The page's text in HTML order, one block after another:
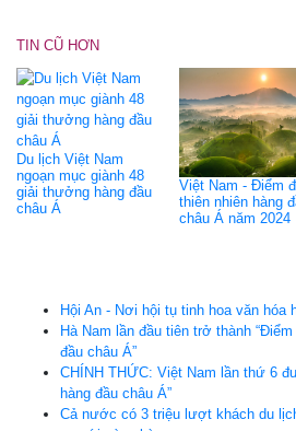
TIN CŨ HƠN
Du lịch Việt Nam
ngoạn mục giành 48
giải thưởng hàng đầu
châu Á
Việt Nam - Điểm
thiên nhiên hàng
châu Á năm 2024
Hội An - Nơi hội tụ tinh hoa văn hóa
Hà Nam lần đầu tiên trở thành
đầu châu Á”
CHÍNH THỨC: Việt Nam lần thứ 6
hàng đầu châu Á”
Cả nước có 3 triệu lượt khách du